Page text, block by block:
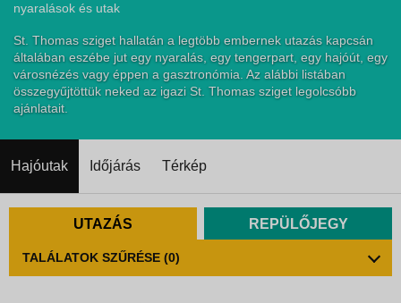
nyaralások és utak
St. Thomas sziget hallatán a legtöbb embernek utazás kapcsán
általában eszébe jut egy nyaralás, egy tengerpart, egy hajóút, egy
városnézés vagy éppen a gasztronómia. Az alábbi listában
összegyűjtöttük neked az igazi St. Thomas sziget legolcsóbb
ajánlatait.
Hajóutak Időjárás Térkép
UTAZÁS REPÜLŐJEGY
TALÁLATOK SZŰRÉSE (0)